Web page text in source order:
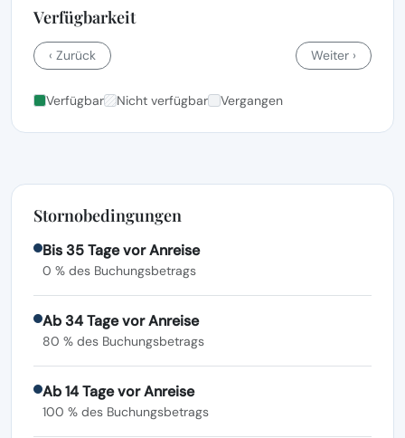
Verfügbarkeit
‹ Zurück Weiter ›
Verfügbar Nicht verfügbar Vergangen
Stornobedingungen
Bis 35 Tage vor Anreise
0 % des Buchungsbetrags
Ab 34 Tage vor Anreise
80 % des Buchungsbetrags
Ab 14 Tage vor Anreise
100 % des Buchungsbetrags